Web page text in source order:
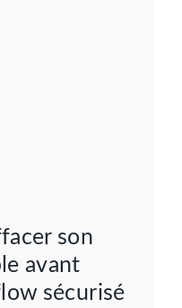
son
avant
sécurisé